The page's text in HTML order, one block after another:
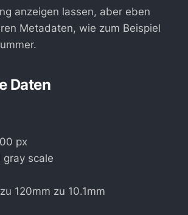
anzeigen lassen, aber eben
Metadaten, wie zum Beispiel
Daten
px
gray scale
120mm zu 10.1mm